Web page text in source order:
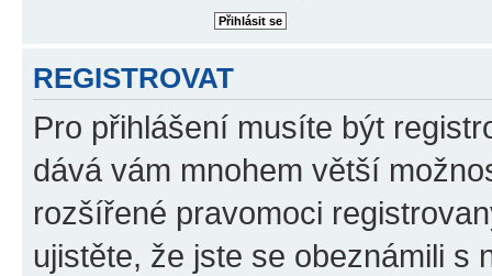
REGISTROVAT
Pro přihlášení musíte být
dává vám mnohem větší
rozšířené pravomoci
ujistěte, že jste se obeznámili s